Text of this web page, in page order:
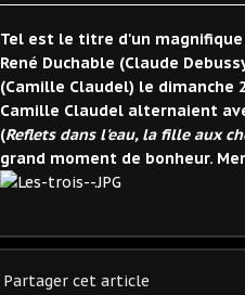
Tel est le titre d'un magnifique
René Duchable (Claude
(Camille Claudel) le dimanche
Camille Claudel alternaient
(Reflets dans l'eau, la fille aux
grand moment de bonheur.
Partager cet article